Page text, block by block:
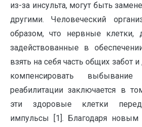
из-за инсульта, могут быть
другими. Человеческий
образом, что нервные клетки,
задействованные в
взять на себя часть общих забот
компенсировать
реабилитации заключается в
эти здоровые клетки
импульсы [1]. Благодаря